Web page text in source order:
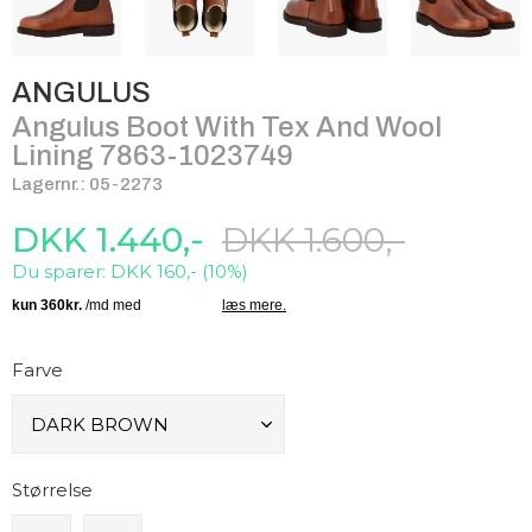
ANGULUS
Angulus Boot With Tex And Wool
Lining 7863-1023749
Lagernr.: 05-2273
DKK 1.600,-
Du sparer: DKK 160,- (10%)
DKK 1.440,-
Farve
Størrelse